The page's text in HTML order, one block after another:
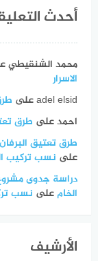
أحدث
محمد الشنقيطي
الاسرار
adel elsidعلى
احمدعلى طرق
طرق تعتيق
على نسب تركيب
دراسة جدوى
الخامعلى نسب
الأرشيف